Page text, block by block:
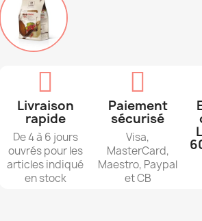
Livraison
rapide
De 4 à 6 jours
ouvrés pour les
articles indiqué
en stock
Paiement
sécurisé
Visa,
MasterCard,
Maestro, Paypal
et CB